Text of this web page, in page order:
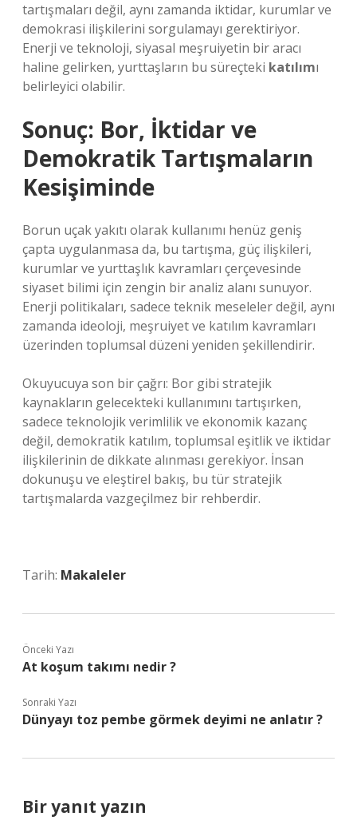
tartışmaları değil, aynı zamanda iktidar, kurumlar ve
demokrasi ilişkilerini sorgulamayı gerektiriyor.
Enerji ve teknoloji, siyasal meşruiyetin bir aracı
haline gelirken, yurttaşların bu süreçteki katılımı
belirleyici olabilir.
Sonuç: Bor, İktidar ve
Demokratik Tartışmaların
Kesişiminde
Borun uçak yakıtı olarak kullanımı henüz geniş
çapta uygulanmasa da, bu tartışma, güç ilişkileri,
kurumlar ve yurttaşlık kavramları çerçevesinde
siyaset bilimi için zengin bir analiz alanı sunuyor.
Enerji politikaları, sadece teknik meseleler değil, aynı
zamanda ideoloji, meşruiyet ve katılım kavramları
üzerinden toplumsal düzeni yeniden şekillendirir.
Okuyucuya son bir çağrı: Bor gibi stratejik
kaynakların gelecekteki kullanımını tartışırken,
sadece teknolojik verimlilik ve ekonomik kazanç
değil, demokratik katılım, toplumsal eşitlik ve iktidar
ilişkilerinin de dikkate alınması gerekiyor. İnsan
dokunuşu ve eleştirel bakış, bu tür stratejik
tartışmalarda vazgeçilmez bir rehberdir.
Tarih: Makaleler
Önceki Yazı
At koşum takımı nedir ?
Sonraki Yazı
Dünyayı toz pembe görmek deyimi ne anlatır ?
Bir yanıt yazın